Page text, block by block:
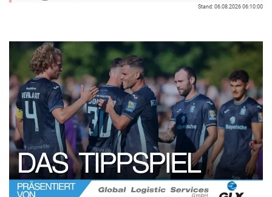
Stand: 06.08.2026 06:10:00